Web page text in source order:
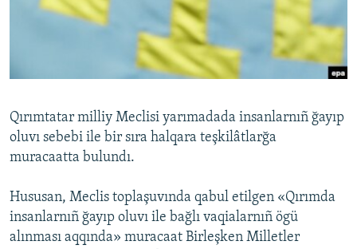
Qırımtatar milliy Meclisi yarımadada insanlarnıñ ğayıp
oluvı sebebi ile bir sıra halqara teşkilâtlarğa
muracaatta bulundı.
Hususan, Meclis toplaşuvında qabul etilgen «Qırımda
insanlarnıñ ğayıp oluvı ile bağlı vaqialarnıñ ögü
alınması aqqında» muracaat Birleşken Milletler